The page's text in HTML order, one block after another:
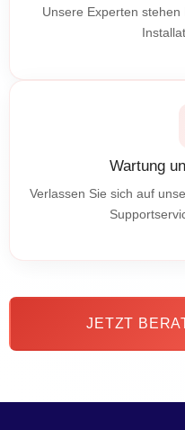
Unsere Experten
Wartung
Verlassen Sie sich auf
JETZT